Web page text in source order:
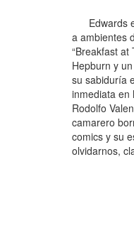
Edwards
a ambientes
“Breakfast
Hepburn y
su sabiduría
inmediata en
Rodolfo
camarero
comics y su
olvidarnos,